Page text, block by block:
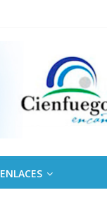
ENLACES